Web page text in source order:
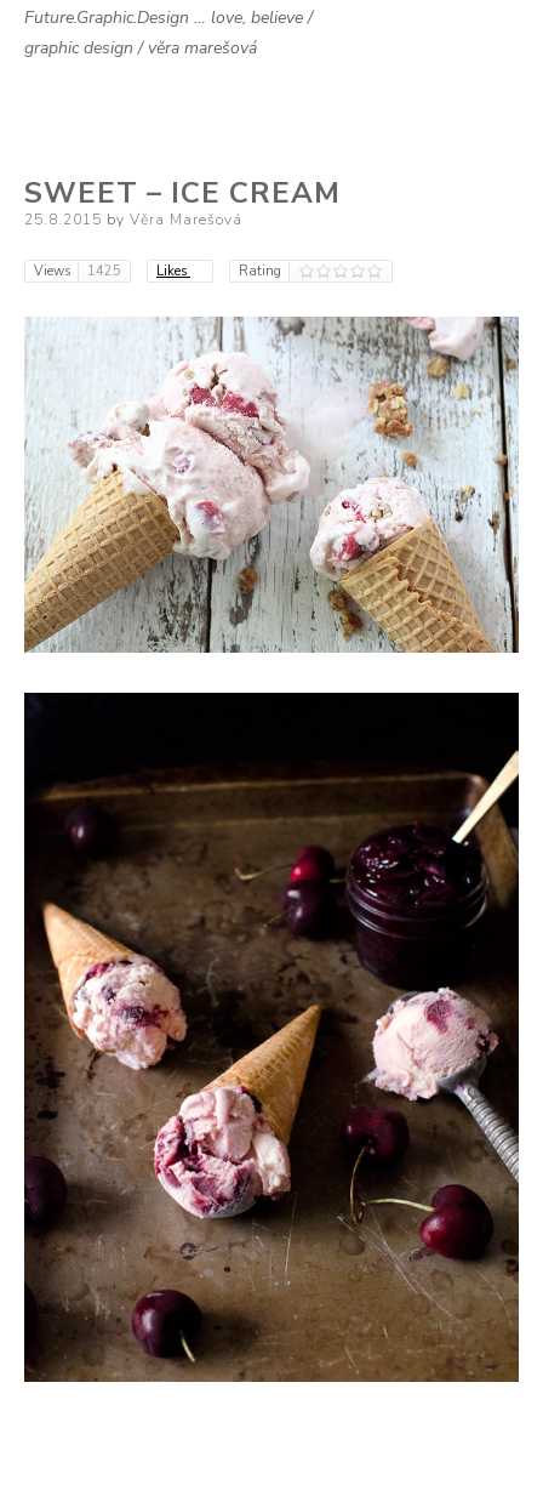
Future.Graphic.Design … love, believe /
graphic design / věra marešová
SWEET – ICE CREAM
Posted
25.8.2015 by Věra Marešová
Views 1425 Likes Rating